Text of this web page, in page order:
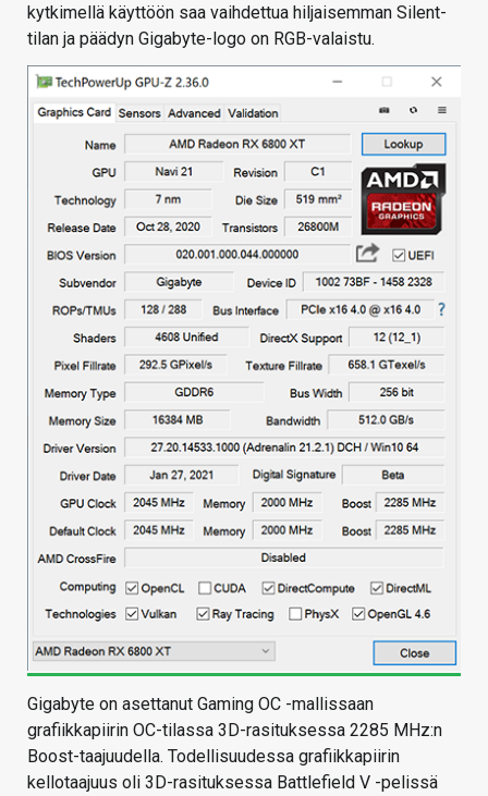
kytkimellä käyttöön saa vaihdettua hiljaisemman Silent-
tilan ja päädyn Gigabyte-logo on RGB-valaistu.
Gigabyte on asettanut Gaming OC -mallissaan
grafiikkapiirin OC-tilassa 3D-rasituksessa 2285 MHz:n
Boost-taajuudella. Todellisuudessa grafiikkapiirin
kellotaajuus oli 3D-rasituksessa Battlefield V -pelissä